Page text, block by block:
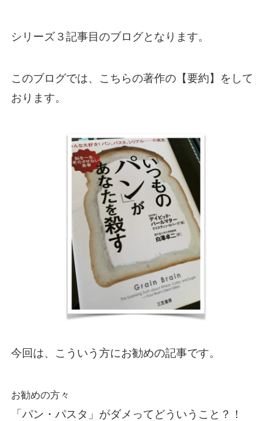
シリーズ３記事目のブログとなります。
このブログでは、こちらの著作の【要約】をして
おります。
今回は、こういう方にお勧めの記事です。
お勧めの方々
「パン・パスタ」がダメってどういうこと？！